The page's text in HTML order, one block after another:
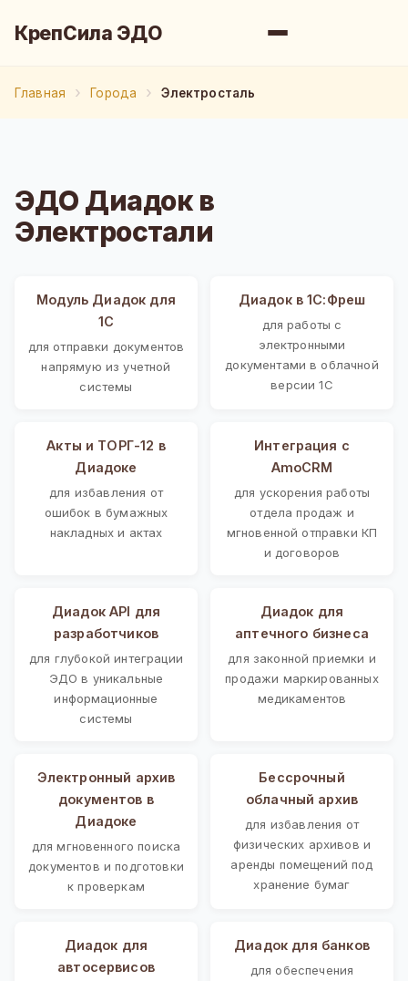
КрепСила ЭДО
Главная Города Электросталь
ЭДО Диадок в
Электростали
Модуль Диадок для
1С
для отправки документов
напрямую из учетной
системы
Диадок в 1С:Фреш
для работы с
электронными
документами в облачной
версии 1С
Акты и ТОРГ-12 в
Диадоке
для избавления от
ошибок в бумажных
накладных и актах
Интеграция с
AmoCRM
для ускорения работы
отдела продаж и
мгновенной отправки КП
и договоров
Диадок API для
разработчиков
для глубокой интеграции
ЭДО в уникальные
информационные
системы
Диадок для
аптечного бизнеса
для законной приемки и
продажи маркированных
медикаментов
Электронный архив
документов в
Диадоке
для мгновенного поиска
документов и подготовки
к проверкам
Бессрочный
облачный архив
для избавления от
физических архивов и
аренды помещений под
хранение бумаг
Диадок для
автосервисов
Диадок для банков
для обеспечения